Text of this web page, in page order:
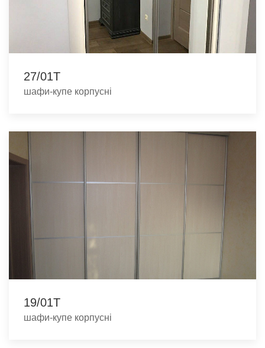
27/01Т
шафи-купе корпусні
19/01Т
шафи-купе корпусні